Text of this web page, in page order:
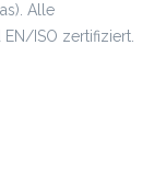
Alle
ISO zertifiziert.